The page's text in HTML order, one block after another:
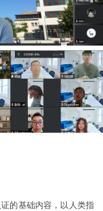
的基础内容，以人类指